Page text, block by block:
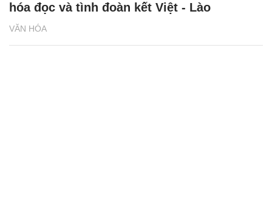
VĂN HÓA
hóa đọc và tình đoàn kết Việt - Lào